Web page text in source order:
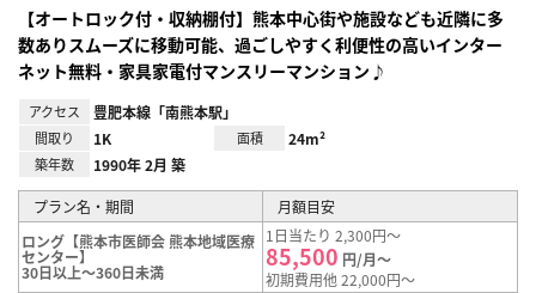
【オートロック付・収納棚付】熊本中心街や施設なども近隣に多
数ありスムーズに移動可能、過ごしやすく利便性の高いインター
ネット無料・家具家電付マンスリーマンション♪
アクセス 豊肥本線「南熊本駅」
間取り 1K 面積 24m²
築年数 1990年 2月 築
プラン名・期間
月額目安
ロング【熊本市医師会 熊本地域医療
センター】
30日以上～360日未満
1日当たり 2,300円～
85,500 円/月～
初期費用他 22,000円～